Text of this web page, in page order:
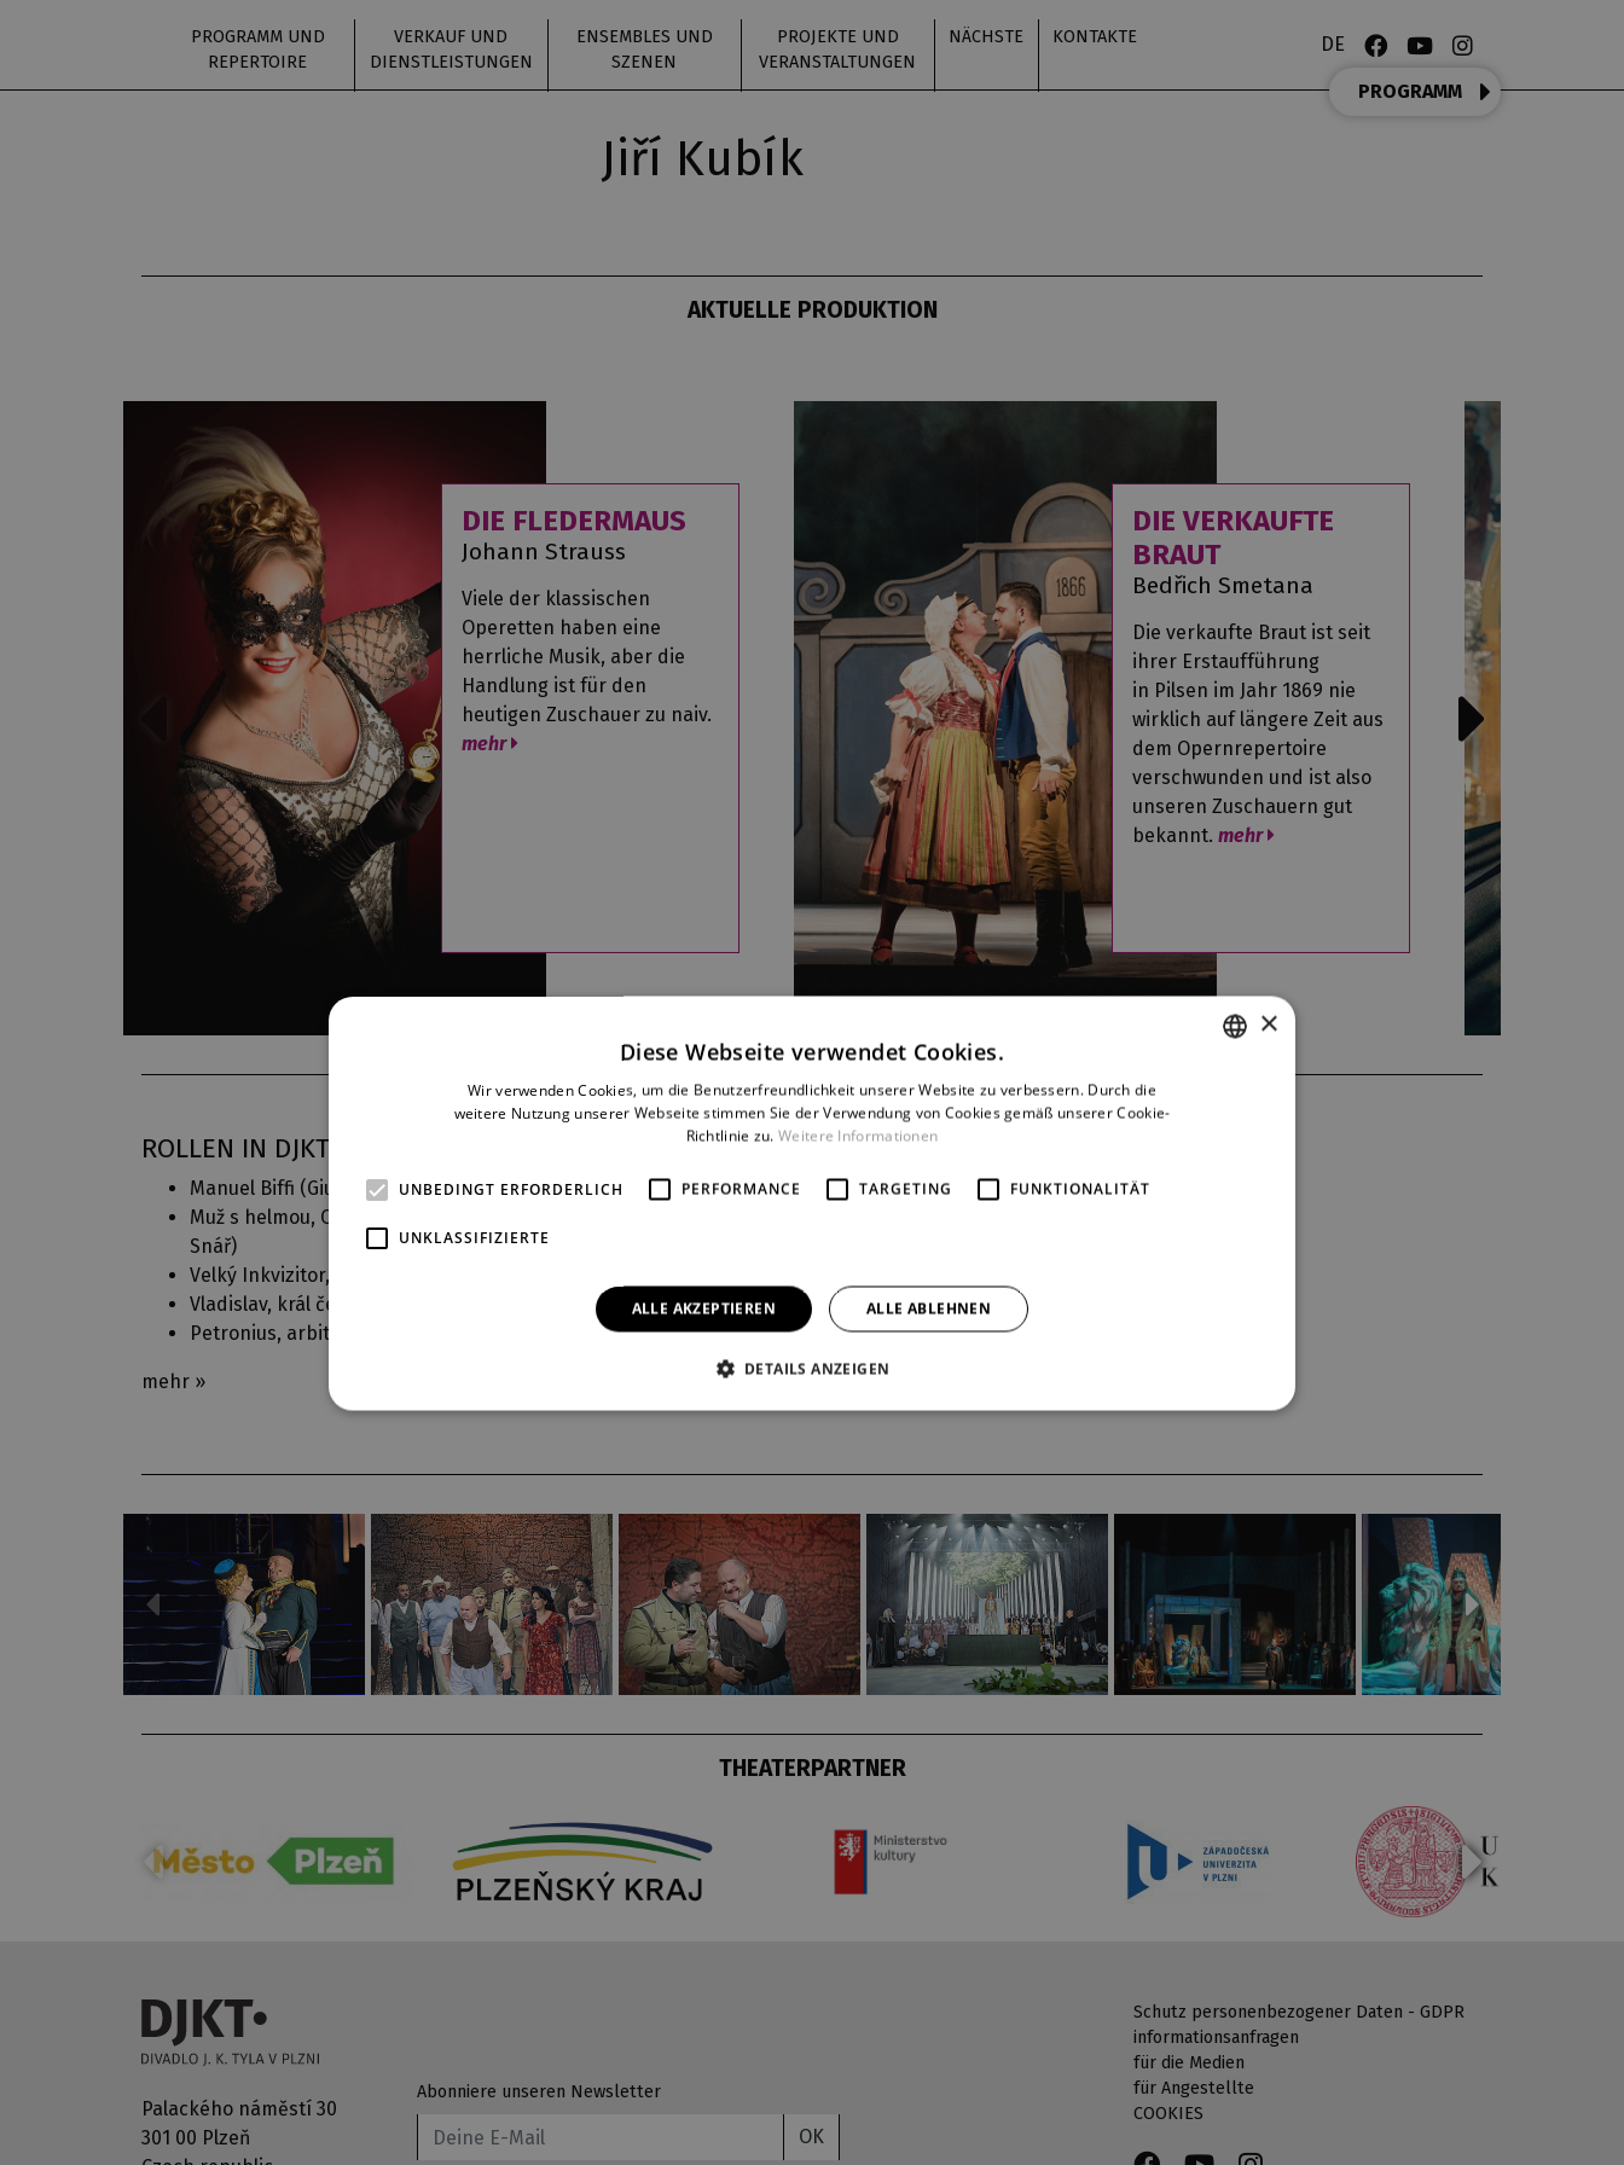
PROGRAMM UND
REPERTOIRE
VERKAUF UND
DIENSTLEISTUNGEN
ENSEMBLES UND
SZENEN
PROJEKTE UND
VERANSTALTUNGEN
NÄCHSTE KONTAKTE DE
PROGRAMM
Jiří Kubík
AKTUELLE PRODUKTION
DIE FLEDERMAUS
Johann Strauss
Viele der klassischen
Operetten haben eine
herrliche Musik, aber die
Handlung ist für den
heutigen Zuschauer zu naiv.
mehr
DIE VERKAUFTE
BRAUT
Bedřich Smetana
Die verkaufte Braut ist seit
ihrer Erstaufführung
in Pilsen im Jahr 1869 nie
wirklich auf längere Zeit aus
dem Opernrepertoire
verschwunden und ist also
unseren Zuschauern gut
bekannt. mehr
ROLLEN IN DJKT
Manuel Biffi (Giuditta)
Muž s helmou, Obchodník se vzpomínkami, Žebrák (
Snář)
Velký Inkvizitor, Hermann Augustus (
Vladislav, král český (
Petronius, arbiter elegantiarum (
mehr »
THEATERPARTNER
Palackého náměstí 30
301 00 Plzeň
Abonniere unseren Newsletter
OK
Schutz personenbezogener Daten - GDPR
informationsanfragen
für die Medien
für Angestellte
COOKIES
×
Diese Webseite verwendet Cookies.
Wir verwenden Cookies, um die Benutzerfreundlichkeit unserer Website zu verbessern. Durch die
weitere Nutzung unserer Webseite stimmen Sie der Verwendung von Cookies gemäß unserer Cookie-
Richtlinie zu. Weitere Informationen
UNBEDINGT ERFORDERLICH PERFORMANCE TARGETING FUNKTIONALITÄT
UNKLASSIFIZIERTE
ALLE AKZEPTIEREN ALLE ABLEHNEN
DETAILS ANZEIGEN